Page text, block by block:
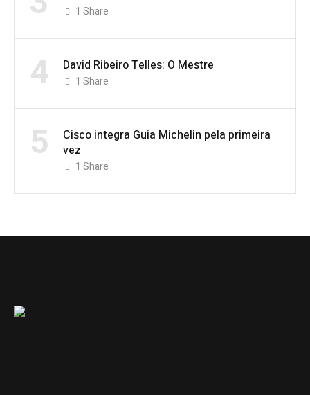
1 Share
4 David Ribeiro Telles: O Mestre
1 Share
5
Cisco integra Guia Michelin pela primeira
vez
1 Share